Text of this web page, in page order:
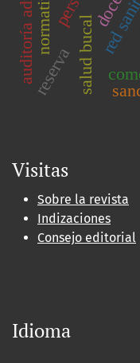
salud bucal
reserva
Visitas
Sobre la revista
Indizaciones
Consejo editorial
Idioma